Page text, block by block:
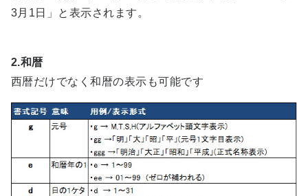
3月1日」と表示されます。
2.和暦
西暦だけでなく和暦の表示も可能です